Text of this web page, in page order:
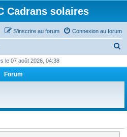
Cadrans solaires
Connexion au forum
S’inscrire au forum
h
r
le 07 août 2026, 04:38
Forum